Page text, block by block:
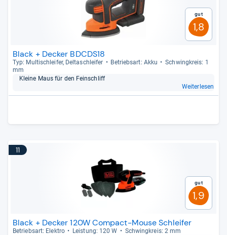
Gut
1,8
Black + Decker BDCDS18
Typ: Mul­tischlei­fer, Del­ta­sch­lei­fer Betriebs­art: Akku
Schwing­kreis: 1
mm
Kleine Maus für den Fein­schliff
Weiterlesen
11
Gut
1,9
Black + Decker 120W Compact-Mouse Schleifer
Betriebs­art: Elek­tro Leis­tung: 120 W
Schwing­kreis: 2 mm